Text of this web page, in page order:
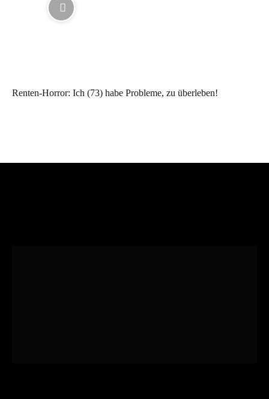
Renten-Horror: Ich (73) habe Probleme, zu überleben!